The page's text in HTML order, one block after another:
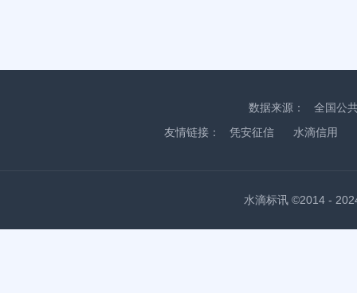
数据来源：
全国公
友情链接：
凭安征信 水滴信用
水滴标讯 ©2014 -